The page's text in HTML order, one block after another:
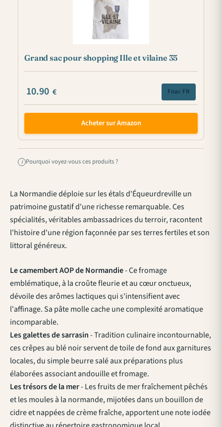
Grand sac pour shopping Ille et vilaine 35
10.90 € Fnac FR
Acheter sur Amazon
i Pourquoi voyez-vous ces produits ?
La Normandie déploie sur les étals d'Équeurdreville un
patrimoine gustatif d'une richesse remarquable. Ces
spécialités, véritables ambassadrices du terroir, racontent
l'histoire d'une région façonnée par ses terres fertiles et son
littoral généreux.
Le camembert AOP de Normandie- Ce fromage
emblématique, à la croûte fleurie et au cœur onctueux,
dévoile des arômes lactiques qui s'intensifient avec
l'affinage. Sa pâte molle cache une complexité aromatique
incomparable.
Les galettes de sarrasin- Tradition culinaire incontournable,
ces crêpes au blé noir servent de toile de fond aux garnitures
locales, du simple beurre salé aux préparations plus
élaborées associant andouille et fromage.
Les trésors de la mer- Les fruits de mer fraîchement pêchés
et les moules à la normande, mijotées dans un bouillon de
cidre et nappées de crème fraîche, apportent une note iodée